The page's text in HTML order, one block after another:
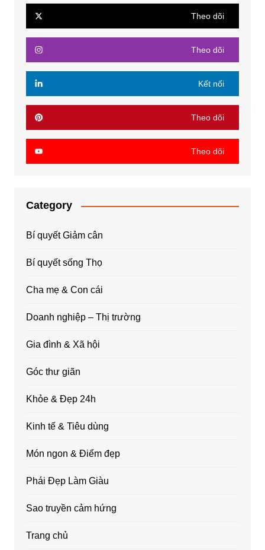
Theo dõi
Theo dõi
Kết nối
Theo dõi
Theo dõi
Category
Bí quyết Giảm cân
Bí quyết sống Thọ
Cha mẹ & Con cái
Doanh nghiệp – Thị trường
Gia đình & Xã hội
Góc thư giãn
Khỏe & Đẹp 24h
Kinh tế & Tiêu dùng
Món ngon & Điểm đẹp
Phái Đẹp Làm Giàu
Sao truyền cảm hứng
Trang chủ